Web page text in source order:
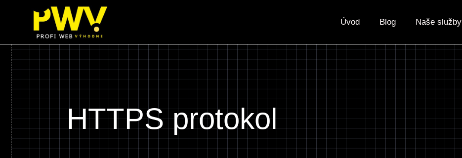
Úvod Blog Naše služby
HTTPS protokol